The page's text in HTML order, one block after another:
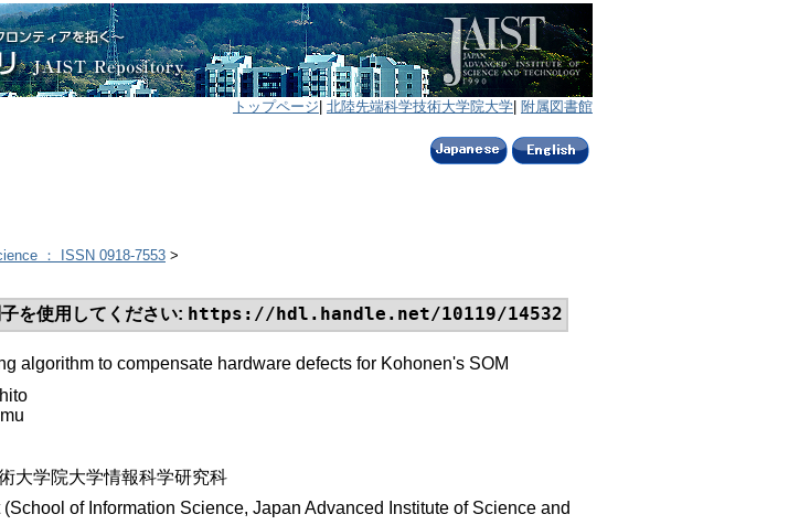
トップページ 北陸先端科学技術大学院大学 附属図書館
： ISSN 0918-7553 >
を使用してください: https://hdl.handle.net/10119/14532
algorithm to compensate hardware defects for Kohonen's SOM
大学院大学情報科学研究科
(School of Information Science, Japan Advanced Institute of Science and